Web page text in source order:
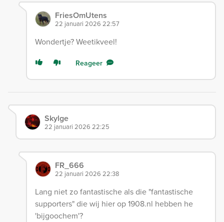
FriesOmUtens
22 januari 2026 22:57
Wondertje? Weetikveel!
Reageer
Skylge
22 januari 2026 22:25
FR_666
22 januari 2026 22:38
Lang niet zo fantastische als die "fantastische
supporters" die wij hier op 1908.nl hebben he
'bijgoochem'?